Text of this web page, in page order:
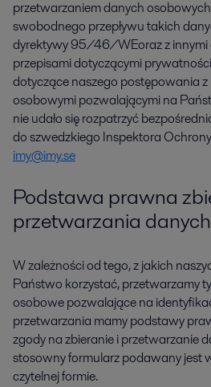
przetwarzaniem danych
swobodnego przepływu takich
dyrektywy 95/46/WEoraz z innymi
przepisami dotyczącymi
dotyczące naszego postępowania
osobowymi pozwalającymi na
nie udało się rozpatrzyć
do szwedzkiego Inspektora
imy@imy.se
Podstawa prawna
przetwarzania
W zależności od tego, z jakich
Państwo korzystać, przetwarzamy
osobowe pozwalające na
przetwarzania mamy podstawy
zgody na zbieranie i przetwarzanie
stosowny formularz podawany jest
czytelnej formie.